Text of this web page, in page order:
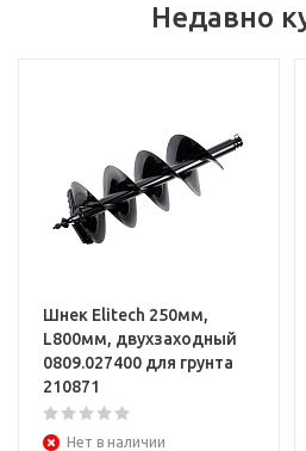
Недавно
Шнек Elitech 250мм,
L800мм, двухзаходный
0809.027400 для грунта
210871
Нет в наличии